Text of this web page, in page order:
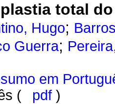
total
Hugo;
Guerra;
em
(
pdf )